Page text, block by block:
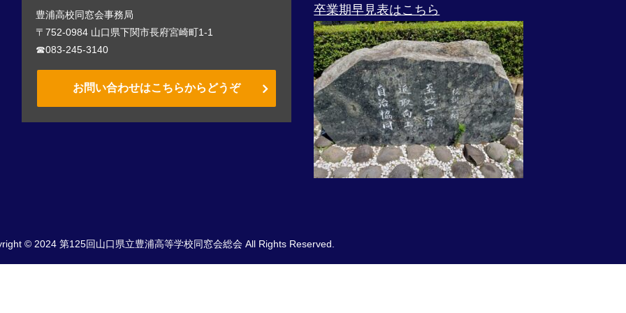
豊浦高校同窓会事務局
〒752-0984 山口県下関市長府宮崎町1-1
☎083-245-3140
お問い合わせはこちらからどうぞ
卒業期早見表はこちら
© 2024 第125回山口県立豊浦高等学校同窓会総会 All Rights Reserved.